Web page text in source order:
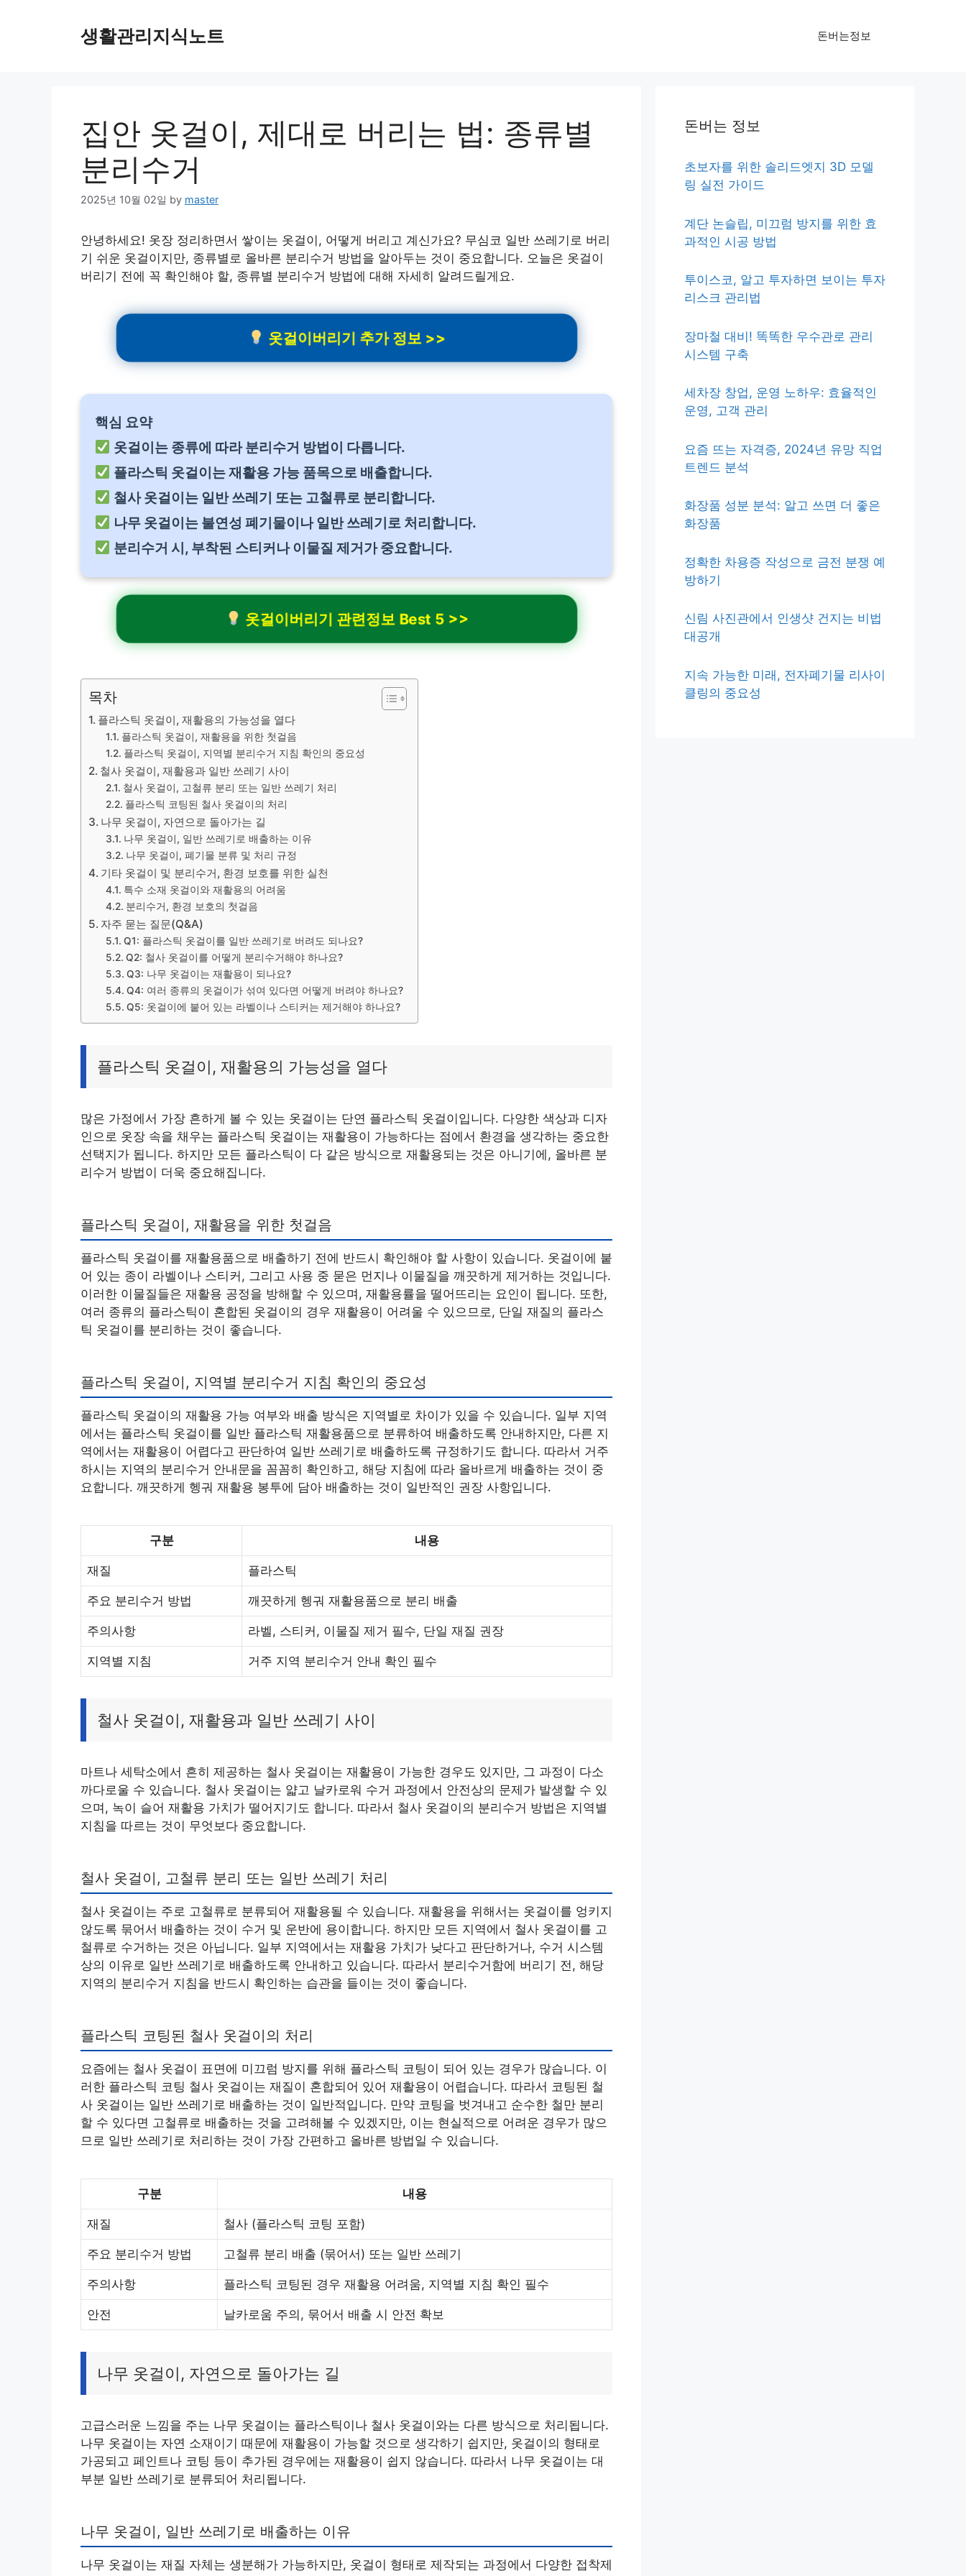
생활관리지식노트 돈버는정보
집안 옷걸이, 제대로 버리는 법: 종류별
분리수거
2025년 10월 02일 by master
안녕하세요! 옷장 정리하면서 쌓이는 옷걸이, 어떻게 버리고 계신가요? 무심코 일반 쓰레기로 버리
기 쉬운 옷걸이지만, 종류별로 올바른 분리수거 방법을 알아두는 것이 중요합니다. 오늘은 옷걸이
버리기 전에 꼭 확인해야 할, 종류별 분리수거 방법에 대해 자세히 알려드릴게요.
옷걸이버리기 추가 정보 >>
핵심 요약
옷걸이는 종류에 따라 분리수거 방법이 다릅니다.
플라스틱 옷걸이는 재활용 가능 품목으로 배출합니다.
철사 옷걸이는 일반 쓰레기 또는 고철류로 분리합니다.
나무 옷걸이는 불연성 폐기물이나 일반 쓰레기로 처리합니다.
분리수거 시, 부착된 스티커나 이물질 제거가 중요합니다.
옷걸이버리기 관련정보 Best 5 >>
목차
플라스틱 옷걸이, 재활용의 가능성을 열다
플라스틱 옷걸이, 재활용을 위한 첫걸음
플라스틱 옷걸이, 지역별 분리수거 지침 확인의 중요성
철사 옷걸이, 재활용과 일반 쓰레기 사이
철사 옷걸이, 고철류 분리 또는 일반 쓰레기 처리
플라스틱 코팅된 철사 옷걸이의 처리
나무 옷걸이, 자연으로 돌아가는 길
나무 옷걸이, 일반 쓰레기로 배출하는 이유
나무 옷걸이, 폐기물 분류 및 처리 규정
기타 옷걸이 및 분리수거, 환경 보호를 위한 실천
특수 소재 옷걸이와 재활용의 어려움
분리수거, 환경 보호의 첫걸음
자주 묻는 질문(Q&A)
Q1: 플라스틱 옷걸이를 일반 쓰레기로 버려도 되나요?
Q2: 철사 옷걸이를 어떻게 분리수거해야 하나요?
Q3: 나무 옷걸이는 재활용이 되나요?
Q4: 여러 종류의 옷걸이가 섞여 있다면 어떻게 버려야 하나요?
Q5: 옷걸이에 붙어 있는 라벨이나 스티커는 제거해야 하나요?
플라스틱 옷걸이, 재활용의 가능성을 열다
많은 가정에서 가장 흔하게 볼 수 있는 옷걸이는 단연 플라스틱 옷걸이입니다. 다양한 색상과 디자
인으로 옷장 속을 채우는 플라스틱 옷걸이는 재활용이 가능하다는 점에서 환경을 생각하는 중요한
선택지가 됩니다. 하지만 모든 플라스틱이 다 같은 방식으로 재활용되는 것은 아니기에, 올바른 분
리수거 방법이 더욱 중요해집니다.
플라스틱 옷걸이, 재활용을 위한 첫걸음
플라스틱 옷걸이를 재활용품으로 배출하기 전에 반드시 확인해야 할 사항이 있습니다. 옷걸이에 붙
어 있는 종이 라벨이나 스티커, 그리고 사용 중 묻은 먼지나 이물질을 깨끗하게 제거하는 것입니다.
이러한 이물질들은 재활용 공정을 방해할 수 있으며, 재활용률을 떨어뜨리는 요인이 됩니다. 또한,
여러 종류의 플라스틱이 혼합된 옷걸이의 경우 재활용이 어려울 수 있으므로, 단일 재질의 플라스
틱 옷걸이를 분리하는 것이 좋습니다.
플라스틱 옷걸이, 지역별 분리수거 지침 확인의 중요성
플라스틱 옷걸이의 재활용 가능 여부와 배출 방식은 지역별로 차이가 있을 수 있습니다. 일부 지역
에서는 플라스틱 옷걸이를 일반 플라스틱 재활용품으로 분류하여 배출하도록 안내하지만, 다른 지
역에서는 재활용이 어렵다고 판단하여 일반 쓰레기로 배출하도록 규정하기도 합니다. 따라서 거주
하시는 지역의 분리수거 안내문을 꼼꼼히 확인하고, 해당 지침에 따라 올바르게 배출하는 것이 중
요합니다. 깨끗하게 헹궈 재활용 봉투에 담아 배출하는 것이 일반적인 권장 사항입니다.
구분 내용
재질 플라스틱
주요 분리수거 방법 깨끗하게 헹궈 재활용품으로 분리 배출
주의사항 라벨, 스티커, 이물질 제거 필수, 단일 재질 권장
지역별 지침 거주 지역 분리수거 안내 확인 필수
철사 옷걸이, 재활용과 일반 쓰레기 사이
마트나 세탁소에서 흔히 제공하는 철사 옷걸이는 재활용이 가능한 경우도 있지만, 그 과정이 다소
까다로울 수 있습니다. 철사 옷걸이는 얇고 날카로워 수거 과정에서 안전상의 문제가 발생할 수 있
으며, 녹이 슬어 재활용 가치가 떨어지기도 합니다. 따라서 철사 옷걸이의 분리수거 방법은 지역별
지침을 따르는 것이 무엇보다 중요합니다.
철사 옷걸이, 고철류 분리 또는 일반 쓰레기 처리
철사 옷걸이는 주로 고철류로 분류되어 재활용될 수 있습니다. 재활용을 위해서는 옷걸이를 엉키지
않도록 묶어서 배출하는 것이 수거 및 운반에 용이합니다. 하지만 모든 지역에서 철사 옷걸이를 고
철류로 수거하는 것은 아닙니다. 일부 지역에서는 재활용 가치가 낮다고 판단하거나, 수거 시스템
상의 이유로 일반 쓰레기로 배출하도록 안내하고 있습니다. 따라서 분리수거함에 버리기 전, 해당
지역의 분리수거 지침을 반드시 확인하는 습관을 들이는 것이 좋습니다.
플라스틱 코팅된 철사 옷걸이의 처리
요즘에는 철사 옷걸이 표면에 미끄럼 방지를 위해 플라스틱 코팅이 되어 있는 경우가 많습니다. 이
러한 플라스틱 코팅 철사 옷걸이는 재질이 혼합되어 있어 재활용이 어렵습니다. 따라서 코팅된 철
사 옷걸이는 일반 쓰레기로 배출하는 것이 일반적입니다. 만약 코팅을 벗겨내고 순수한 철만 분리
할 수 있다면 고철류로 배출하는 것을 고려해볼 수 있겠지만, 이는 현실적으로 어려운 경우가 많으
므로 일반 쓰레기로 처리하는 것이 가장 간편하고 올바른 방법일 수 있습니다.
구분 내용
재질 철사 (플라스틱 코팅 포함)
주요 분리수거 방법 고철류 분리 배출 (묶어서) 또는 일반 쓰레기
주의사항 플라스틱 코팅된 경우 재활용 어려움, 지역별 지침 확인 필수
안전 날카로움 주의, 묶어서 배출 시 안전 확보
나무 옷걸이, 자연으로 돌아가는 길
고급스러운 느낌을 주는 나무 옷걸이는 플라스틱이나 철사 옷걸이와는 다른 방식으로 처리됩니다.
나무 옷걸이는 자연 소재이기 때문에 재활용이 가능할 것으로 생각하기 쉽지만, 옷걸이의 형태로
가공되고 페인트나 코팅 등이 추가된 경우에는 재활용이 쉽지 않습니다. 따라서 나무 옷걸이는 대
부분 일반 쓰레기로 분류되어 처리됩니다.
나무 옷걸이, 일반 쓰레기로 배출하는 이유
나무 옷걸이는 재질 자체는 생분해가 가능하지만, 옷걸이 형태로 제작되는 과정에서 다양한 접착제
돈버는 정보
초보자를 위한 솔리드엣지 3D 모델
링 실전 가이드
계단 논슬립, 미끄럼 방지를 위한 효
과적인 시공 방법
투이스코, 알고 투자하면 보이는 투자
리스크 관리법
장마철 대비! 똑똑한 우수관로 관리
시스템 구축
세차장 창업, 운영 노하우: 효율적인
운영, 고객 관리
요즘 뜨는 자격증, 2024년 유망 직업
트렌드 분석
화장품 성분 분석: 알고 쓰면 더 좋은
화장품
정확한 차용증 작성으로 금전 분쟁 예
방하기
신림 사진관에서 인생샷 건지는 비법
대공개
지속 가능한 미래, 전자폐기물 리사이
클링의 중요성